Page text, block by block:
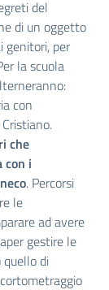
del
di un oggetto
genitori, per
la scuola
con
che
con i
. Percorsi
le
ad avere
gestire le
quello di